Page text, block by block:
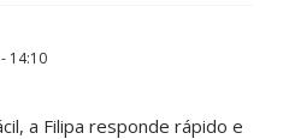
14:10
a Filipa responde rápido e